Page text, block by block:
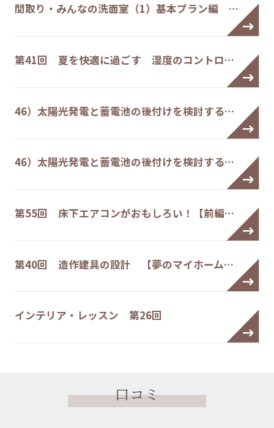
間取り・みんなの洗面室（1）基本プラン編 …
第41回 夏を快適に過ごす 湿度のコントロ…
46）太陽光発電と蓄電池の後付けを検討する…
46）太陽光発電と蓄電池の後付けを検討する…
第55回 床下エアコンがおもしろい！【前編…
第40回 造作建具の設計 【夢のマイホーム…
インテリア・レッスン 第26回
口コミ